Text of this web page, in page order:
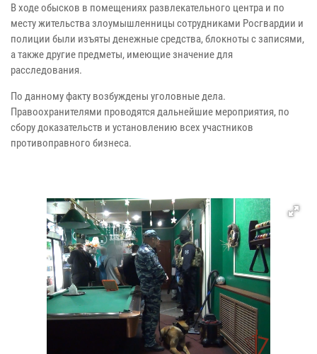
В ходе обысков в помещениях развлекательного центра и по
месту жительства злоумышленницы сотрудниками Росгвардии и
полиции были изъяты денежные средства, блокноты с записями,
а также другие предметы, имеющие значение для
расследования.
По данному факту возбуждены уголовные дела.
Правоохранителями проводятся дальнейшие мероприятия, по
сбору доказательств и установлению всех участников
противоправного бизнеса.